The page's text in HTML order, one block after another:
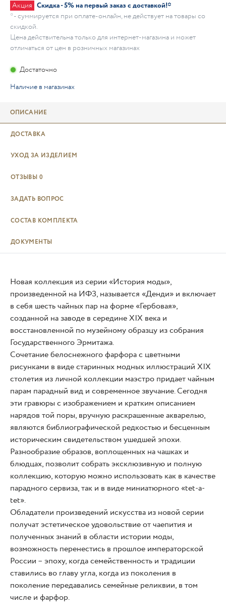
Акция Скидка - 5% на первый заказ с доставкой!*
* - суммируется при оплате-онлайн, не действует на товары со
скидкой.
Цена действительна только для интернет-магазина и может
отличаться от цен в розничных магазинах
Достаточно
Наличие в магазинах
ОПИСАНИЕ
ДОСТАВКА
УХОД ЗА ИЗДЕЛИЕМ
ОТЗЫВЫ 0
ЗАДАТЬ ВОПРОС
СОСТАВ КОМПЛЕКТА
ДОКУМЕНТЫ
Новая коллекция из серии «История моды»,
произведенной на ИФЗ, называется «Денди» и включает
в себя шесть чайных пар на форме «Гербовая»,
созданной на заводе в середине XIX века и
восстановленной по музейному образцу из собрания
Государственного Эрмитажа.
Сочетание белоснежного фарфора с цветными
рисунками в виде старинных модных иллюстраций XIX
столетия из личной коллекции маэстро придает чайным
парам парадный вид и современное звучание. Сегодня
эти гравюры с изображением и кратким описанием
нарядов той поры, вручную раскрашенные акварелью,
являются библиографической редкостью и бесценным
историческим свидетельством ушедшей эпохи.
Разнообразие образов, воплощенных на чашках и
блюдцах, позволит собрать эксклюзивную и полную
коллекцию, которую можно использовать как в качестве
парадного сервиза, так и в виде миниатюрного «tet-а-
tеt».
Обладатели произведений искусства из новой серии
получат эстетическое удовольствие от чаепития и
полученных знаний в области истории моды,
возможность перенестись в прошлое императорской
России – эпоху, когда семейственность и традиции
ставились во главу угла, когда из поколения в
поколение передавались семейные реликвии, в том
числе и фарфор.